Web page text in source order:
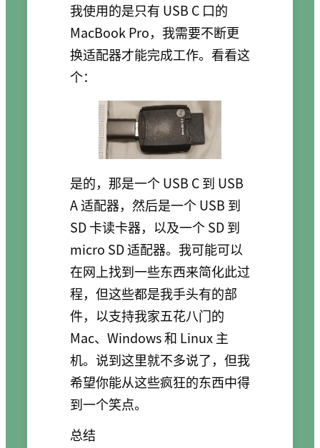
我使用的是只有 USB C 口的
MacBook Pro，我需要不断更
换适配器才能完成工作。看看这
个：
是的，那是一个 USB C 到 USB
A 适配器，然后是一个 USB 到
SD 卡读卡器，以及一个 SD 到
micro SD 适配器。我可能可以
在网上找到一些东西来简化此过
程，但这些都是我手头有的部
件，以支持我家五花八门的
Mac、Windows 和 Linux 主
机。说到这里就不多说了，但我
希望你能从这些疯狂的东西中得
到一个笑点。
总结